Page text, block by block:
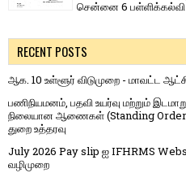
சென்னை 6 பள்ளிக்கல்வி
RECENT POSTS
ஆக. 10 உள்ளூர் விடுமுறை - மாவட்ட
பணிநியமனம், பதவி உயர்வு மற்றும்
நிலையான ஆணைகள் (Standing
துறை உத்தரவு
July 2026 Pay slip ஐ IFHRMS
வழிமுறை